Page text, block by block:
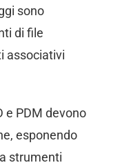
sono
di file
associativi
e PDM devono
esponendo
strumenti